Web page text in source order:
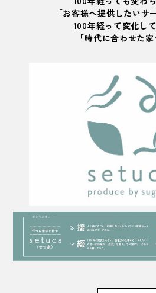
「お客様へ提供したいサ
100年経って変化し
「時代に合わせた家